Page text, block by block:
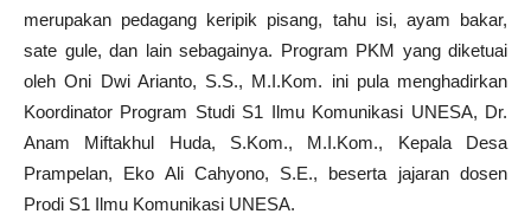
merupakan pedagang keripik pisang, tahu isi, ayam bakar,
sate gule, dan lain sebagainya. Program PKM yang diketuai
oleh Oni Dwi Arianto, S.S., M.I.Kom. ini pula menghadirkan
Koordinator Program Studi S1 Ilmu Komunikasi UNESA, Dr.
Anam Miftakhul Huda, S.Kom., M.I.Kom., Kepala Desa
Prampelan, Eko Ali Cahyono, S.E., beserta jajaran dosen
Prodi S1 Ilmu Komunikasi UNESA.